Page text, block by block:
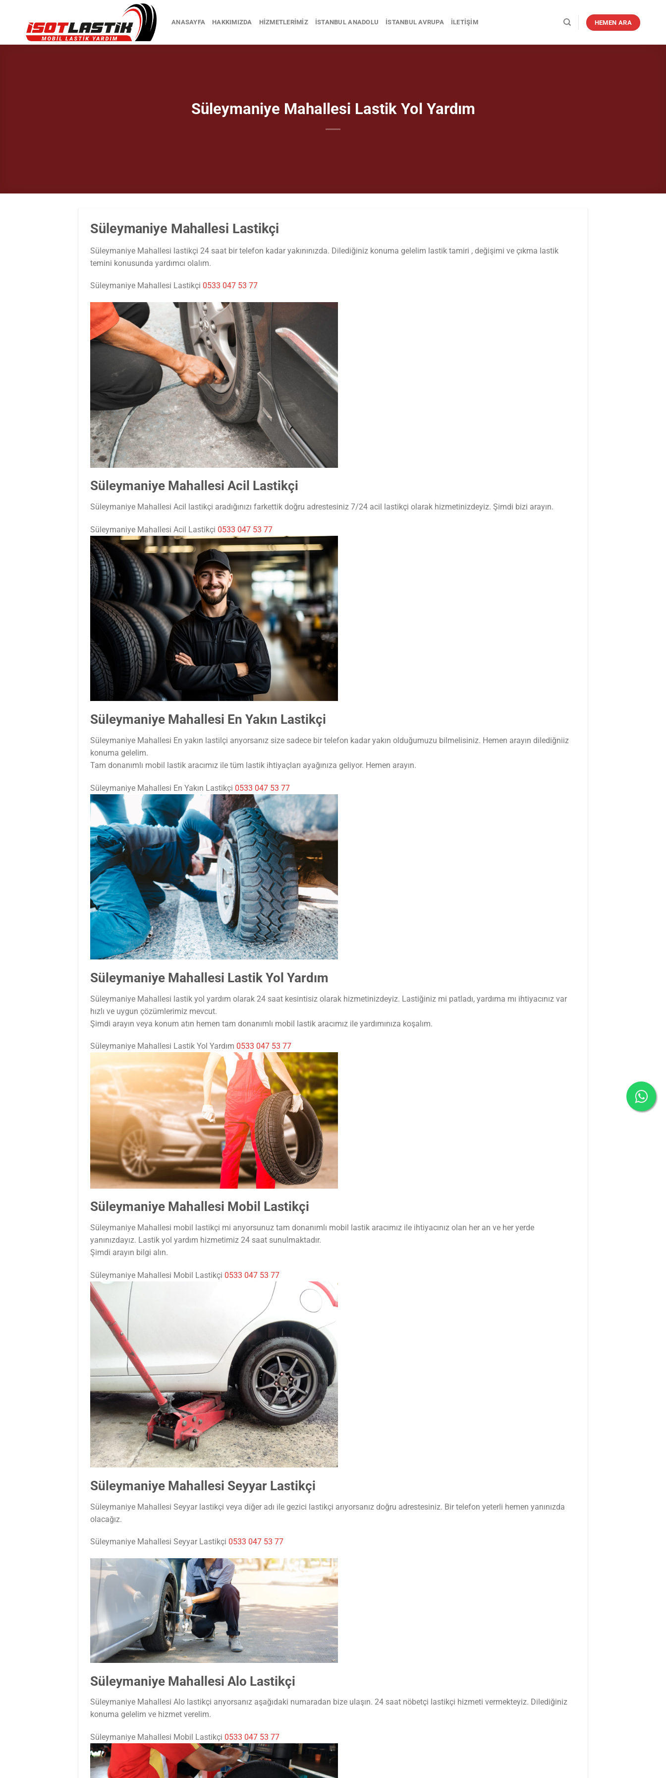
ANASAYFA HAKKIMIZDA HIZMETLERIMIZ İSTANBUL ANADOLU İSTANBUL AVRUPA İLETIŞIM HEMEN ARA
Süleymaniye Mahallesi Lastik Yol Yardım
Süleymaniye Mahallesi Lastikçi
Süleymaniye Mahallesi lastikçi 24 saat bir telefon kadar yakınınızda. Dilediğiniz konuma gelelim lastik tamiri , değişimi ve çıkma lastik
temini konusunda yardımcı olalım.
Süleymaniye Mahallesi Lastikçi 0533 047 53 77
Süleymaniye Mahallesi Acil Lastikçi
Süleymaniye Mahallesi Acil lastikçi aradığınızı farkettik doğru adrestesiniz 7/24 acil lastikçi olarak hizmetinizdeyiz. Şimdi bizi arayın.
Süleymaniye Mahallesi Acil Lastikçi 0533 047 53 77
Süleymaniye Mahallesi En Yakın Lastikçi
Süleymaniye Mahallesi En yakın lastilçi arıyorsanız size sadece bir telefon kadar yakın olduğumuzu bilmelisiniz. Hemen arayın dilediğniiz
konuma gelelim.
Tam donanımlı mobil lastik aracımız ile tüm lastik ihtiyaçları ayağınıza geliyor. Hemen arayın.
Süleymaniye Mahallesi En Yakın Lastikçi 0533 047 53 77
Süleymaniye Mahallesi Lastik Yol Yardım
Süleymaniye Mahallesi lastik yol yardım olarak 24 saat kesintisiz olarak hizmetinizdeyiz. Lastiğiniz mi patladı, yardıma mı ihtiyacınız var
hızlı ve uygun çözümlerimiz mevcut.
Şimdi arayın veya konum atın hemen tam donanımlı mobil lastik aracımız ile yardımınıza koşalım.
Süleymaniye Mahallesi Lastik Yol Yardım 0533 047 53 77
Süleymaniye Mahallesi Mobil Lastikçi
Süleymaniye Mahallesi mobil lastikçi mi arıyorsunuz tam donanımlı mobil lastik aracımız ile ihtiyacınız olan her an ve her yerde
yanınızdayız. Lastik yol yardım hizmetimiz 24 saat sunulmaktadır.
Şimdi arayın bilgi alın.
Süleymaniye Mahallesi Mobil Lastikçi 0533 047 53 77
Süleymaniye Mahallesi Seyyar Lastikçi
Süleymaniye Mahallesi Seyyar lastikçi veya diğer adı ile gezici lastikçi arıyorsanız doğru adrestesiniz. Bir telefon yeterli hemen yanınızda
olacağız.
Süleymaniye Mahallesi Seyyar Lastikçi 0533 047 53 77
Süleymaniye Mahallesi Alo Lastikçi
Süleymaniye Mahallesi Alo lastikçi arıyorsanız aşağıdaki numaradan bize ulaşın. 24 saat nöbetçi lastikçi hizmeti vermekteyiz. Dilediğiniz
konuma gelelim ve hizmet verelim.
Süleymaniye Mahallesi Mobil Lastikçi 0533 047 53 77